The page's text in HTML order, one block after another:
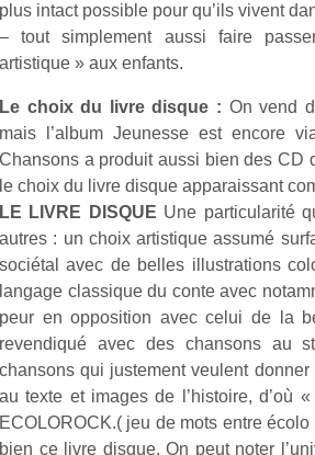
plus intact possible pour qu’ils vivent
– tout simplement aussi faire
artistique » aux enfants.
Le choix du livre disque : On vend
mais l’album Jeunesse est encore
Chansons a produit aussi bien des CD
le choix du livre disque apparaissant
LE LIVRE DISQUE Une particularité
autres : un choix artistique assumé
sociétal avec de belles illustrations
langage classique du conte avec
peur en opposition avec celui de la
revendiqué avec des chansons au
chansons qui justement veulent
au texte et images de l’histoire, d’où
ECOLOROCK.( jeu de mots entre
bien ce livre disque. On peut noter
à
…